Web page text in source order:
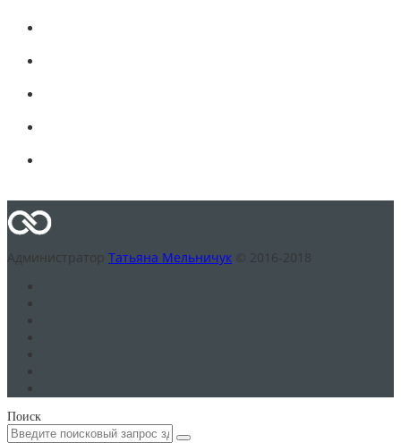
Администратор Татьяна Мельничук © 2016-2018
Поиск